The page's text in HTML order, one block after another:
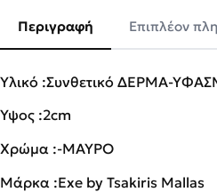
Περιγραφή Επιπλέον
Υλικό :Συνθετικό ΔΕΡΜΑ-
Ύψος :2cm
Χρώμα :-ΜΑΥΡΟ
Μάρκα :Exe by Tsakiris Mallas